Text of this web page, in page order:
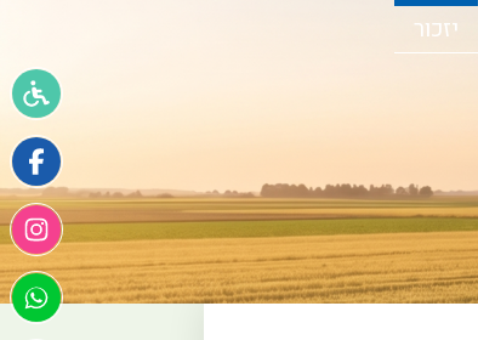
יזכור